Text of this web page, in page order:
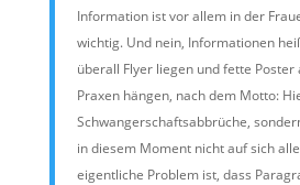
Information ist vor allem in der
wichtig. Und nein, Informationen
überall Flyer liegen und fette Poster
Praxen hängen, nach dem Motto:
Schwangerschaftsabbrüche,
in diesem Moment nicht auf sich
eigentliche Problem ist, dass